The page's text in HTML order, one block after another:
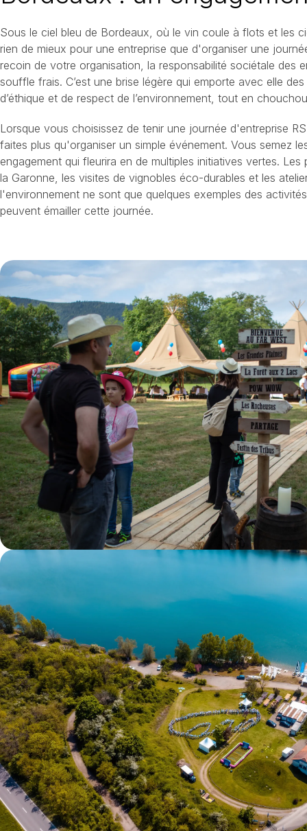
Sous le ciel bleu de Bordeaux, où le vin coule à flots et les
rien de mieux pour une entreprise que d'organiser une
recoin de votre organisation, la responsabilité sociétale des
souffle frais. C’est une brise légère qui emporte avec elle
d’éthique et de respect de l’environnement, tout en
Lorsque vous choisissez de tenir une journée d'entreprise
faites plus qu'organiser un simple événement. Vous semez
engagement qui fleurira en de multiples initiatives vertes.
la Garonne, les visites de vignobles éco-durables et les
l'environnement ne sont que quelques exemples des
peuvent émailler cette journée.